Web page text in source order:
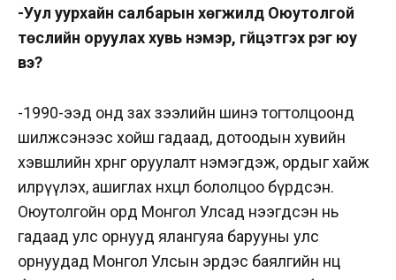
-Уул уурхайн салбарын хөгжилд Оюутолгой
төслийн оруулах хувь нэмэр, гүйцэтгэх үүрэг юу
вэ?
-1990-ээд онд зах зээлийн шинэ тогтолцоонд
шилжсэнээс хойш гадаад, дотоодын хувийн
хэвшлийн хөрөнгө оруулалт нэмэгдэж, ордыг хайж
илрүүлэх, ашиглах нөхцөл бололцоо бүрдсэн.
Оюутолгойн орд Монгол Улсад нээгдсэн нь
гадаад улс орнууд ялангуяа барууны улс
орнуудад Монгол Улсын эрдэс баялгийн нөөц